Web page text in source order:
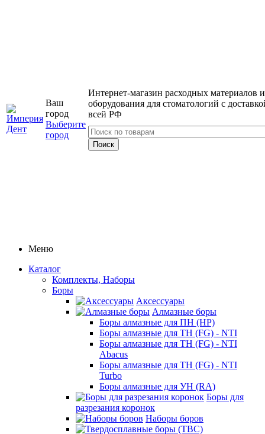
Ваш
город
Выберите
город
Интернет-магазин расходных материалов и
оборудования для стоматологий с
всей РФ
Меню
Каталог
Комплекты, Наборы
Боры
Аксессуары
Алмазные боры
Боры алмазные для ПН (HP)
Боры алмазные для ТН (FG) - NTI
Боры алмазные для ТН (FG) - NTI
Abacus
Боры алмазные для ТН (FG) - NTI
Turbo
Боры алмазные для УН (RA)
Боры для
разрезания коронок
Наборы боров